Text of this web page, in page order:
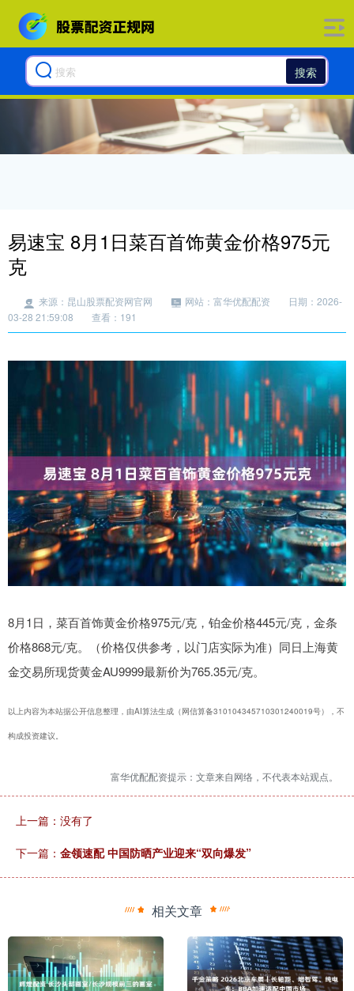
搜索
易速宝 8月1日菜百首饰黄金价格975元
克
来源：昆山股票配资网官网 网站：富华优配配资
日期：2026-
03-28 21:59:08
查看：191
8月1日，菜百首饰黄金价格975元/克，铂金价格445元/克，金条
价格868元/克。（价格仅供参考，以门店实际为准）同日上海黄
金交易所现货黄金AU9999最新价为765.35元/克。
以上内容为本站据公开信息整理，由AI算法生成（网信算备310104345710301240019号），不
构成投资建议。
富华优配配资提示：文章来自网络，不代表本站观点。
上一篇：没有了
下一篇： 金领速配 中国防晒产业迎来“双向爆发”
相关文章